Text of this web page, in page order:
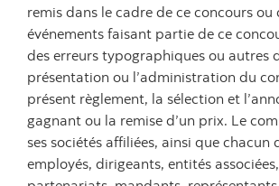
remis dans le cadre de ce concours ou
événements faisant partie de ce
des erreurs typographiques ou autres
présentation ou l’administration du
présent règlement, la sélection et
gagnant ou la remise d’un prix. Le
ses sociétés affiliées, ainsi que chacun
employés, dirigeants, entités